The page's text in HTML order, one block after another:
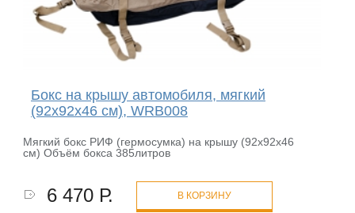
Бокс на крышу автомобиля, мягкий
(92x92x46 см), WRB008
Мягкий бокс РИФ (гермосумка) на крышу (92x92x46
см) Объём бокса 385литров
6 470 Р. В КОРЗИНУ